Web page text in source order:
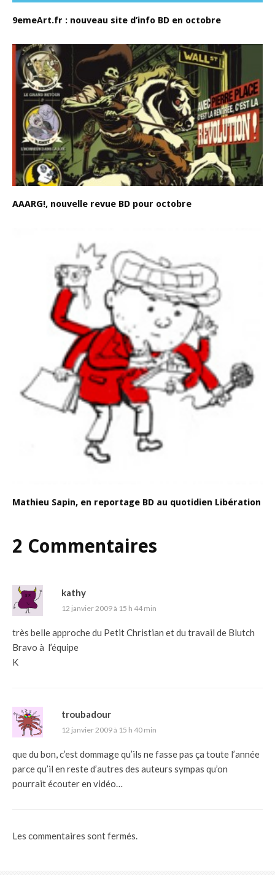
9emeArt.fr : nouveau site d’info BD en octobre
AAARG!, nouvelle revue BD pour octobre
Mathieu Sapin, en reportage BD au quotidien Libération
2 Commentaires
kathy
12 janvier 2009 à 15 h 44 min
très belle approche du Petit Christian et du travail de Blutch
Bravo à l’équipe
K
troubadour
12 janvier 2009 à 15 h 40 min
que du bon, c’est dommage qu’ils ne fasse pas ça toute l’année
parce qu’il en reste d’autres des auteurs sympas qu’on
pourrait écouter en vidéo…
Les commentaires sont fermés.